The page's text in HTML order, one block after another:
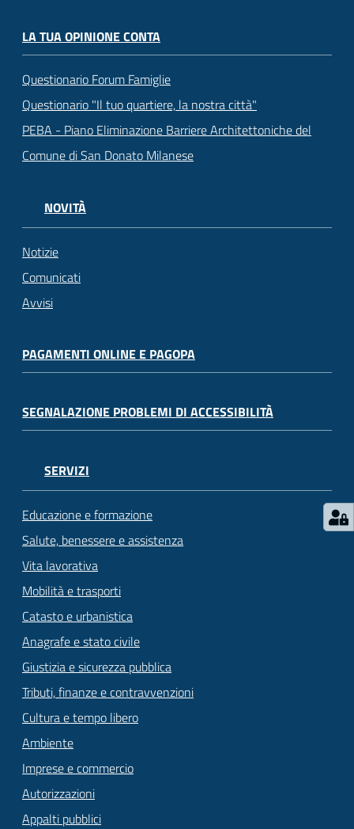
LA TUA OPINIONE CONTA
Questionario Forum Famiglie
Questionario "Il tuo quartiere, la nostra città"
PEBA - Piano Eliminazione Barriere Architettoniche del
Comune di San Donato Milanese
NOVITÀ
Notizie
Comunicati
Avvisi
PAGAMENTI ONLINE E PAGOPA
SEGNALAZIONE PROBLEMI DI ACCESSIBILITÀ
SERVIZI
Educazione e formazione
Salute, benessere e assistenza
Vita lavorativa
Mobilità e trasporti
Catasto e urbanistica
Anagrafe e stato civile
Giustizia e sicurezza pubblica
Tributi, finanze e contravvenzioni
Cultura e tempo libero
Ambiente
Imprese e commercio
Autorizzazioni
Appalti pubblici